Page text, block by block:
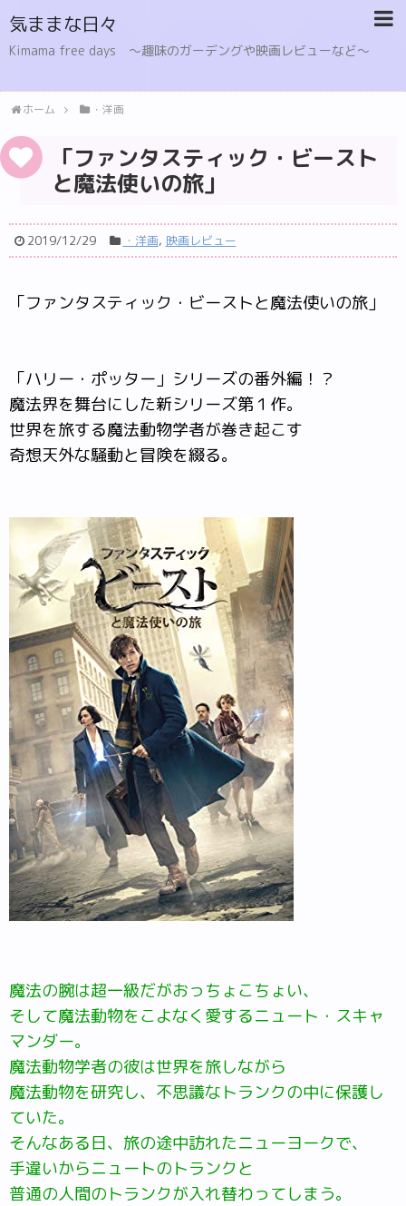
気ままな日々
Kimama free days 〜趣味のガーデングや映画レビューなど〜
ホーム ・洋画
「ファンタスティック・ビースト
と魔法使いの旅」
2019/12/29 ・洋画, 映画レビュー
「ファンタスティック・ビーストと魔法使いの旅」
「ハリー・ポッター」シリーズの番外編！？
魔法界を舞台にした新シリーズ第１作。
世界を旅する魔法動物学者が巻き起こす
奇想天外な騒動と冒険を綴る。
魔法の腕は超一級だがおっちょこちょい、
そして魔法動物をこよなく愛するニュート・スキャ
マンダー。
魔法動物学者の彼は世界を旅しながら
魔法動物を研究し、不思議なトランクの中に保護し
ていた。
そんなある日、旅の途中訪れたニューヨークで、
手違いからニュートのトランクと
普通の人間のトランクが入れ替わってしまう。